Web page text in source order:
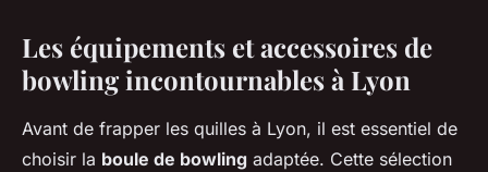
Les équipements et accessoires de
bowling incontournables à Lyon
Avant de frapper les quilles à Lyon, il est essentiel de
choisir la boule de bowling adaptée. Cette sélection